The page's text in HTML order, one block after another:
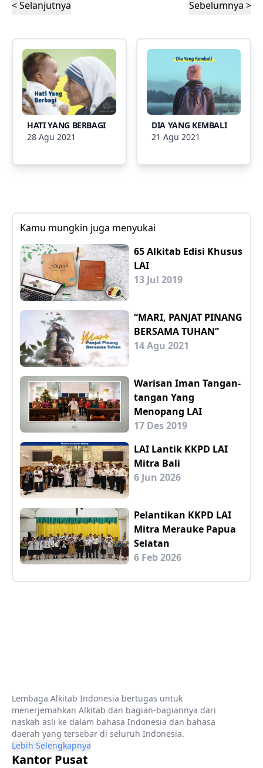
< Selanjutnya Sebelumnya >
HATI YANG BERBAGI
28 Agu 2021
DIA YANG KEMBALI
21 Agu 2021
Kamu mungkin juga menyukai
65 Alkitab Edisi Khusus
LAI
13 Jul 2019
“MARI, PANJAT PINANG
BERSAMA TUHAN”
14 Agu 2021
Warisan Iman Tangan-
tangan Yang
Menopang LAI
17 Des 2019
LAI Lantik KKPD LAI
Mitra Bali
6 Jun 2026
Pelantikan KKPD LAI
Mitra Merauke Papua
Selatan
6 Feb 2026
Lembaga Alkitab Indonesia bertugas untuk
menerjemahkan Alkitab dan bagian-bagiannya dari
naskah asli ke dalam bahasa Indonesia dan bahasa
daerah yang tersebar di seluruh Indonesia.
Lebih Selengkapnya
Kantor Pusat